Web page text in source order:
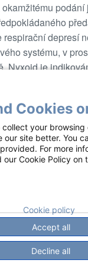
respirační depresí
systému, v
Nyxoid je
Nyxoid
Oznámení o
souborů
2026 Mundipharma
ČR. Všechna práva
Cookies
collect your
our site better. You
For more
our Cookie Policy on
Accept all
Decline all
Cookie policy